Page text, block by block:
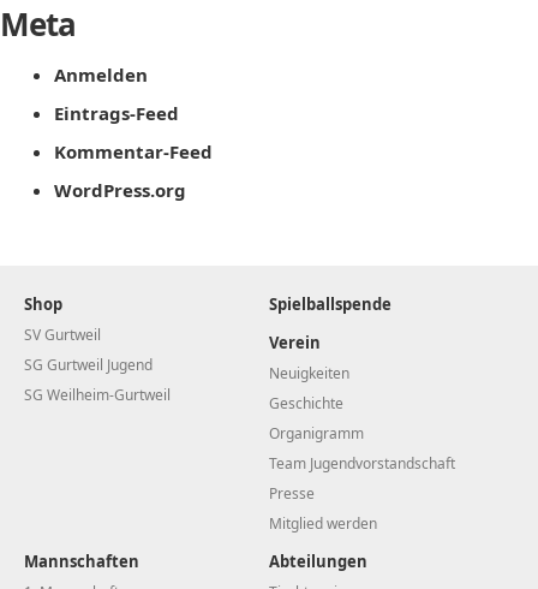
Meta
Anmelden
Eintrags-Feed
Kommentar-Feed
WordPress.org
Shop
SV Gurtweil
SG Gurtweil Jugend
SG Weilheim-Gurtweil
Spielballspende
Verein
Neuigkeiten
Geschichte
Organigramm
Team Jugendvorstandschaft
Presse
Mitglied werden
Mannschaften Abteilungen